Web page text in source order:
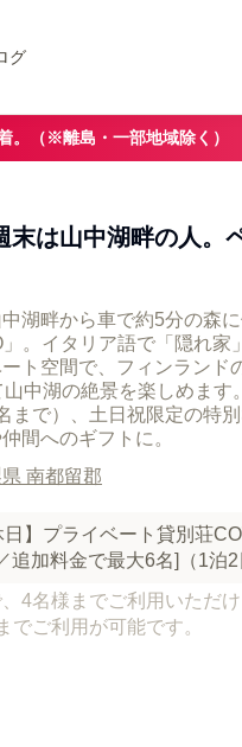
グ
。（※離島・一部地域除く）
末は山中湖畔の人
湖畔から車で約5分の森
。イタリア語で「隠れ家
ト空間で、フィンラン
中湖の絶景を楽しめま
まで）、土日祝限定の特
南都留郡
日】プライベート貸別荘
追加料金で最大6名]（1泊2
4名様までご利用いただ
でご利用が可能です。